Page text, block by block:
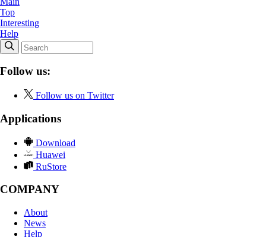
Top
Interesting
Help
Follow us:
Follow us on Twitter
Applications
Download
Huawei
RuStore
COMPANY
About
News
Help